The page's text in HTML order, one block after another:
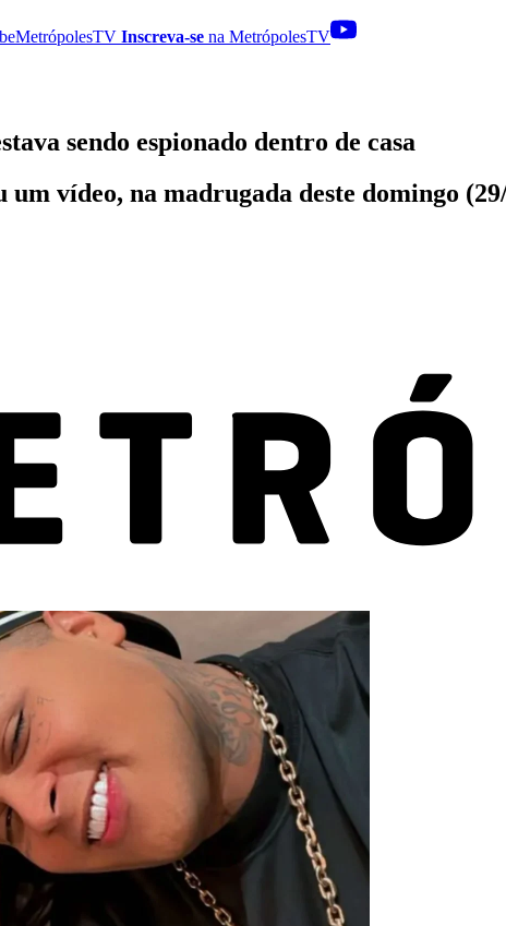
MetrópolesTV Inscreva-se na MetrópolesTV
sendo espionado dentro de casa
vídeo, na madrugada deste domingo